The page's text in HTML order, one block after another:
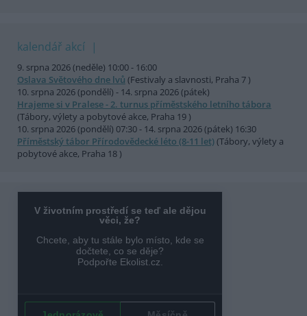
kalendář akcí
9. srpna 2026 (neděle) 10:00 - 16:00
Oslava Světového dne lvů (Festivaly a slavnosti, Praha 7 )
10. srpna 2026 (pondělí) - 14. srpna 2026 (pátek)
Hrajeme si v Pralese - 2. turnus příměstského letního tábora
(Tábory, výlety a pobytové akce, Praha 19 )
10. srpna 2026 (pondělí) 07:30 - 14. srpna 2026 (pátek) 16:30
Příměstský tábor Přírodovědecké léto (8-11 let)(Tábory, výlety a
pobytové akce, Praha 18 )